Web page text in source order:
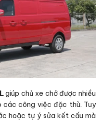
giúp chủ xe chở được nhiều
các công việc đặc thù. Tuy
hoặc tự ý sửa kết cấu mà